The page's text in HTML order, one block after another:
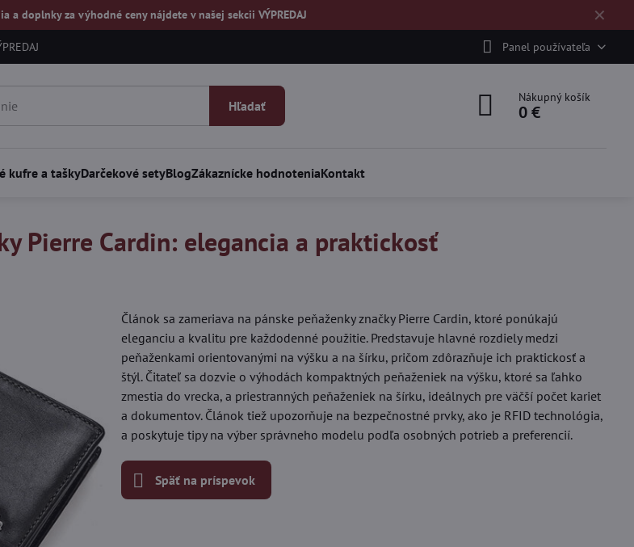
✕
a doplnky za výhodné ceny nájdete v našejsekcii VÝPREDAJ
Panel používateľa
Hľadať
Nákupný košík
0 €
kufre a taškyDarčekové setyBlogZákaznícke hodnoteniaKontakt
Pierre Cardin: elegancia a praktickosť
Článok sa zameriava na pánske peňaženky značky Pierre Cardin, ktoré ponúkajú
eleganciu a kvalitu pre každodenné použitie. Predstavuje hlavné rozdiely medzi
peňaženkami orientovanými na výšku a na šírku, pričom zdôrazňuje ich praktickosť a
štýl. Čitateľ sa dozvie o výhodách kompaktných peňaženiek na výšku, ktoré sa ľahko
zmestia do vrecka, a priestranných peňaženiek na šírku, ideálnych pre väčší počet kariet
a dokumentov. Článok tiež upozorňuje na bezpečnostné prvky, ako je RFID technológia,
a poskytuje tipy na výber správneho modelu podľa osobných potrieb a preferencií.
Späť na príspevok